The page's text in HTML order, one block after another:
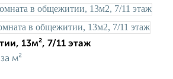
13м², 7/11 этаж
за м²